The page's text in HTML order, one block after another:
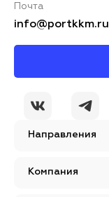
Направления
Компания
Почта
info@portkkm.ru